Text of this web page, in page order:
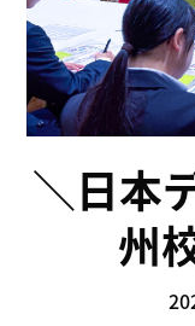
＼日本
州